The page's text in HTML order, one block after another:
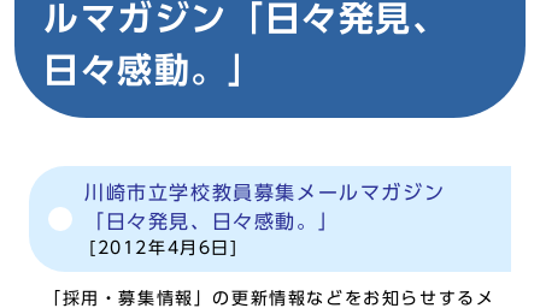
ルマガジン「日々発見、
日々感動。」
川崎市立学校教員募集メールマガジン
「日々発見、日々感動。」
[2012年4月6日]
「採用・募集情報」の更新情報などをお知らせするメ